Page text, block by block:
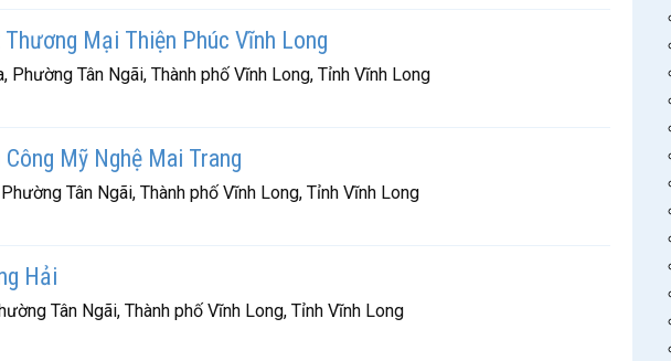
Mại Thiện Phúc Vĩnh Long
Phường Tân Ngãi, Thành phố Vĩnh Long, Tỉnh Vĩnh Long
Mỹ Nghệ Mai Trang
Tân Ngãi, Thành phố Vĩnh Long, Tỉnh Vĩnh Long
Hải
Tân Ngãi, Thành phố Vĩnh Long, Tỉnh Vĩnh Long